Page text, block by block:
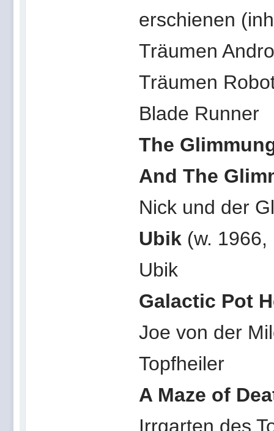
erschienen
Träumen
Träumen
Blade Runner
The
And The
Nick und der
Ubik (w.
Ubik
Galactic Pot
Joe von der
Topfheiler
A Maze of
Irrgarten des